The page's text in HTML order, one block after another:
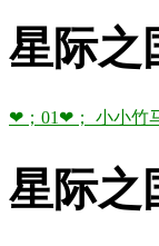
星际之
❤；01❤； 小小竹
星际之